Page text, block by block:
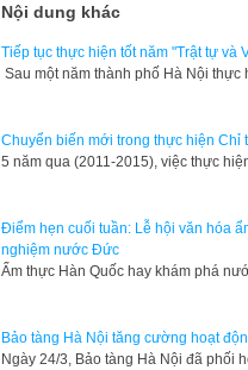
Nội dung khác
Tiếp tục thực hiện tốt năm "Trật tự và
Sau một năm thành phố Hà Nội
Chuyển biến mới trong thực hiện Chỉ
5 năm qua (2011-2015), việc thực
Điểm hẹn cuối tuần: Lễ hội văn hóa
nghiệm nước Đức
​Ẩm thực Hàn Quốc hay khám phá
Bảo tàng Hà Nội tăng cường hoạt
Ngày 24/3, Bảo tàng Hà Nội đã